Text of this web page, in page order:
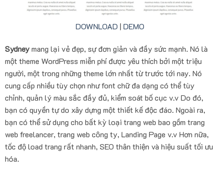
DOWNLOAD | DEMO
Sydneymang lại vẻ đẹp, sự đơn giản và đầy sức mạnh. Nó là
một theme WordPress miễn phí được yêu thích bởi một triệu
người, một trong những theme lớn nhất từ trước tới nay. Nó
cung cấp nhiều tùy chọn như font chữ đa dạng có thể tùy
chỉnh, quản lý màu sắc đầy đủ, kiểm soát bố cục v.v Do đó,
bạn có quyền tự do xây dựng một thiết kế độc đáo. Ngoài ra,
bạn có thể sử dụng cho bất kỳ loại trang web bao gồm trang
web freelancer, trang web công ty, Landing Page v.v Hơn nữa,
tốc độ load trang rất nhanh, SEO thân thiện và hiệu suất tối ưu
hóa.